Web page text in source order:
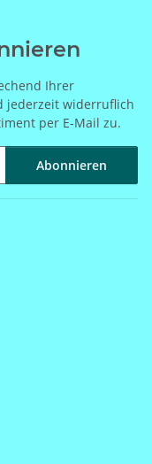
Ihrer
jederzeit widerruflich
per E-Mail zu.
Abonnieren